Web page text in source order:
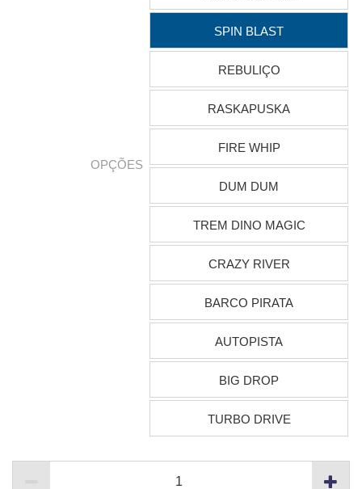
OPÇÕES
SPIN BLAST
REBULIÇO
RASKAPUSKA
FIRE WHIP
DUM DUM
TREM DINO MAGIC
CRAZY RIVER
BARCO PIRATA
AUTOPISTA
BIG DROP
TURBO DRIVE